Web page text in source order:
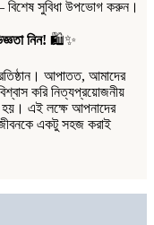
বিশেষ সুবিধা উপভোগ করুন।
নিন! 🛍️✨
আপাতত, আমাদের
করি নিত্যপ্রয়োজনীয়
এই লক্ষে আপনাদের
জীবনকে একটু সহজ করাই